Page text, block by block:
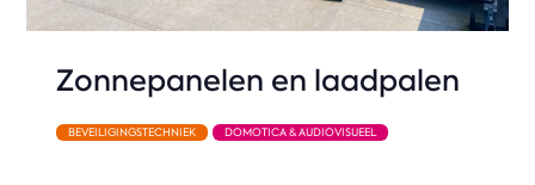
Zonnepanelen en laadpalen
BEVEILIGINGSTECHNIEK DOMOTICA & AUDIOVISUEEL